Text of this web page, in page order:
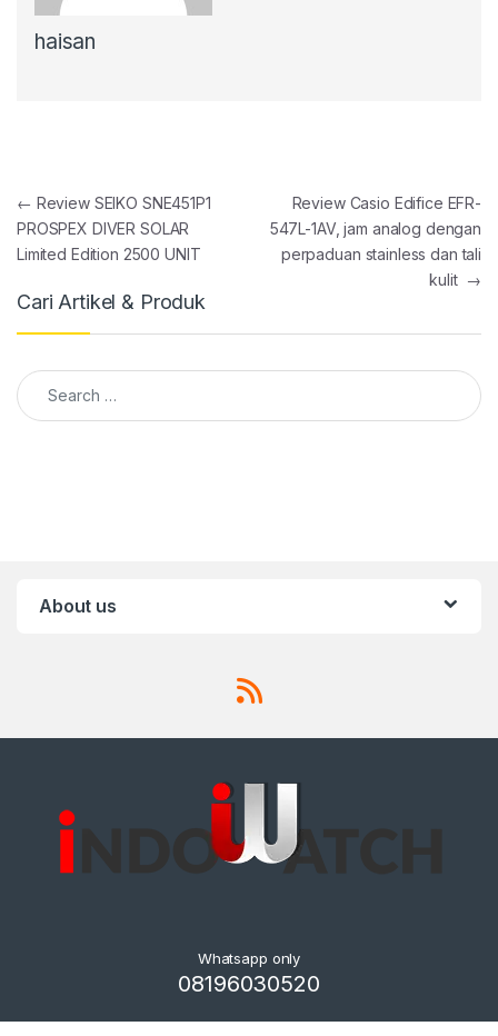
haisan
Post navigation
← Review SEIKO SNE451P1
PROSPEX DIVER SOLAR
Limited Edition 2500 UNIT
Review Casio Edifice EFR-
547L-1AV, jam analog dengan
perpaduan stainless dan tali
kulit →
Cari Artikel & Produk
Search for:
About us
Whatsapp only
08196030520